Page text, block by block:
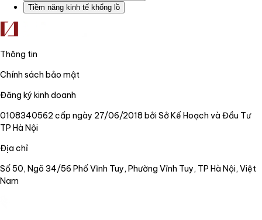
Tiềm năng kinh tế khổng lồ
Thông tin
Chính sách bảo mật
Đăng ký kinh doanh
0108340562 cấp ngày 27/06/2018 bởi Sở Kế Hoạch và Đầu Tư
TP Hà Nội
Địa chỉ
Số 50, Ngõ 34/56 Phố Vĩnh Tuy, Phường Vĩnh Tuy, TP Hà Nội, Việt
Nam